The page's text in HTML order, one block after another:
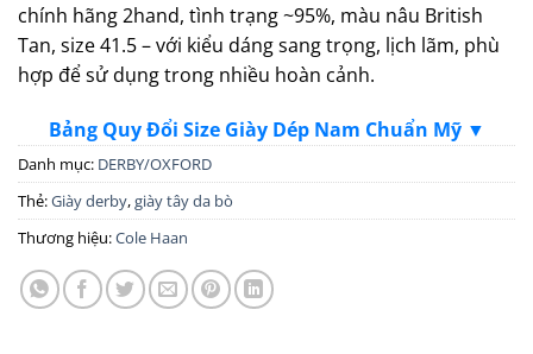
chính hãng 2hand, tình trạng ~95%, màu nâu British
Tan, size 41.5 – với kiểu dáng sang trọng, lịch lãm, phù
hợp để sử dụng trong nhiều hoàn cảnh.
Bảng Quy Đổi Size Giày Dép Nam Chuẩn Mỹ ▼
Danh mục: DERBY/OXFORD
Thẻ:Giày derby,giày tây da bò
Thương hiệu:Cole Haan